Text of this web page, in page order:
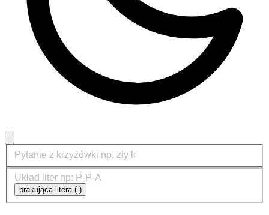
brakująca litera (-)